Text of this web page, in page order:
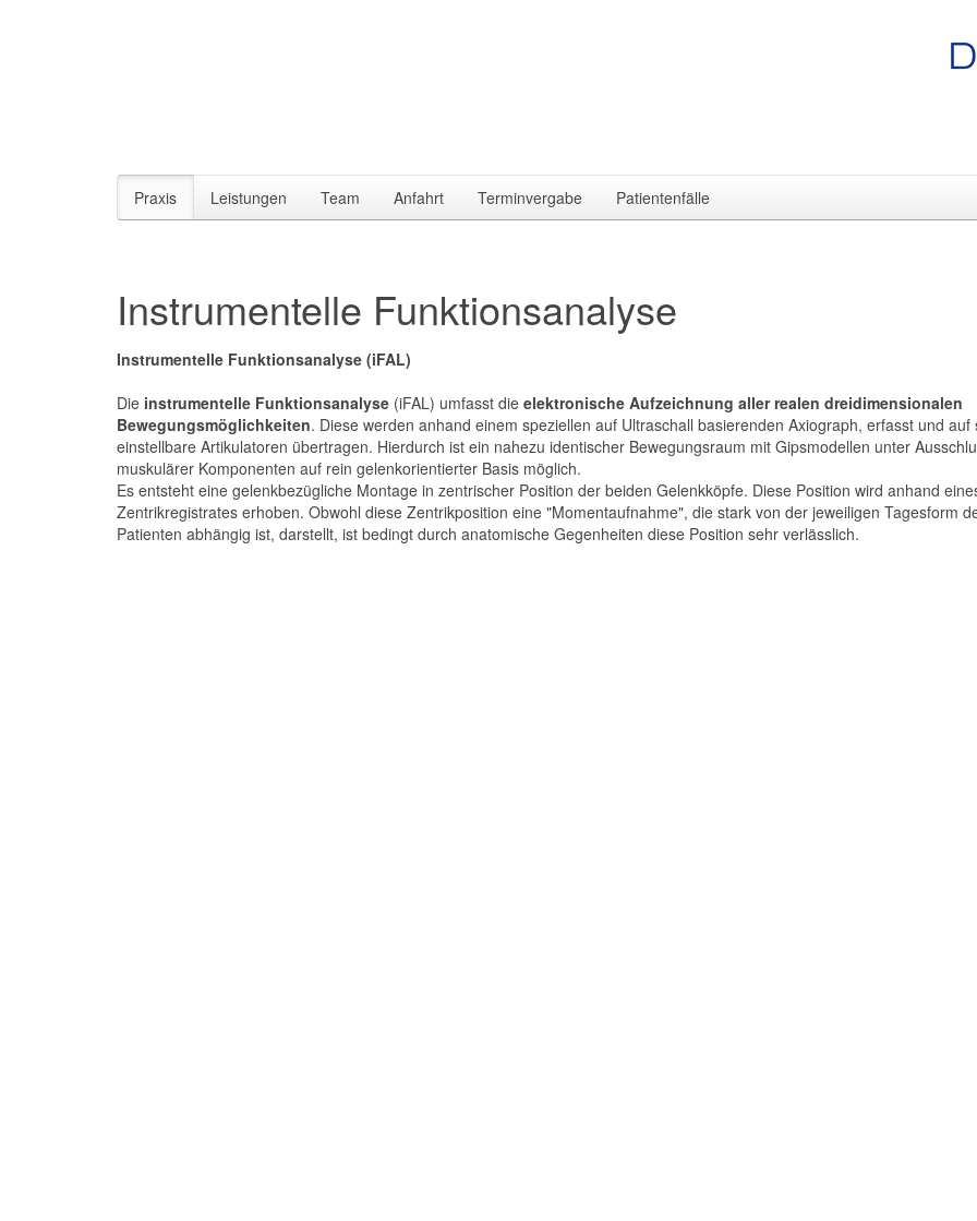
Praxis Leistungen Team Anfahrt Terminvergabe Patientenfälle
Instrumentelle Funktionsanalyse
Instrumentelle Funktionsanalyse (iFAL)
Die instrumentelle Funktionsanalyse (iFAL) umfasst die elektronische Aufzeichnung aller realen dreidimensionalen
Bewegungsmöglichkeiten. Diese werden anhand einem speziellen auf Ultraschall basierenden Axiograph, erfasst und auf
einstellbare Artikulatoren übertragen. Hierdurch ist ein nahezu identischer Bewegungsraum mit Gipsmodellen unter
muskulärer Komponenten auf rein gelenkorientierter Basis möglich.
Es entsteht eine gelenkbezügliche Montage in zentrischer Position der beiden Gelenkköpfe. Diese Position wird anhand
Zentrikregistrates erhoben. Obwohl diese Zentrikposition eine "Momentaufnahme", die stark von der jeweiligen Tagesform
Patienten abhängig ist, darstellt, ist bedingt durch anatomische Gegenheiten diese Position sehr verlässlich.